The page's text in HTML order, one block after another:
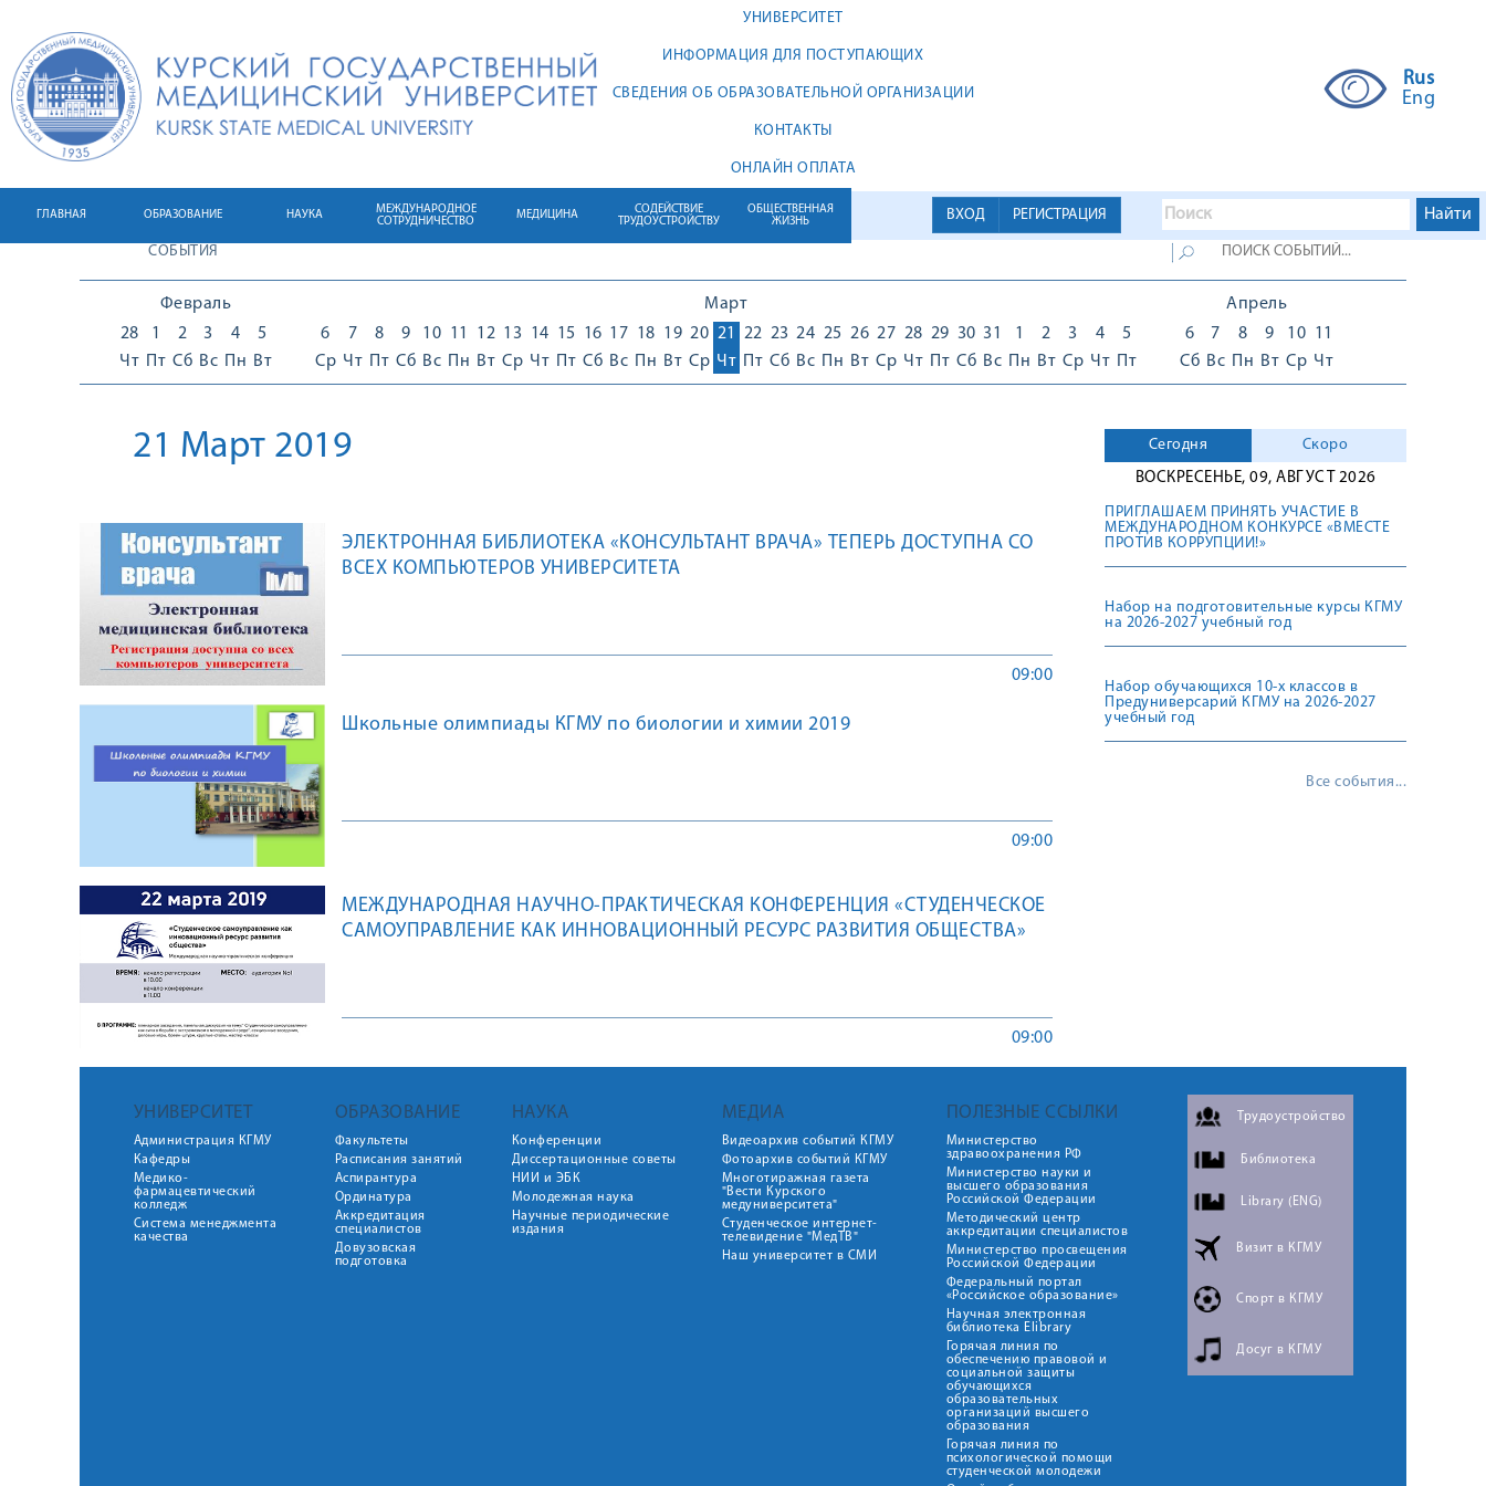
УНИВЕРСИТЕТ
ИНФОРМАЦИЯ ДЛЯ ПОСТУПАЮЩИХ
СВЕДЕНИЯ ОБ ОБРАЗОВАТЕЛЬНОЙ ОРГАНИЗАЦИИ
КОНТАКТЫ
ОНЛАЙН ОПЛАТА
Rus
Eng
ВХОД РЕГИСТРАЦИЯ
ГЛАВНАЯ ОБРАЗОВАНИЕ НАУКА
МЕЖДУНАРОДНОЕ
СОТРУДНИЧЕСТВО
МЕДИЦИНА
СОДЕЙСТВИЕ
ТРУДОУСТРОЙСТВУ
ОБЩЕСТВЕННАЯ
ЖИЗНЬ
СОБЫТИЯ
Февраль
28
Чт
1
Пт
2
Сб
3
Вс
4
Пн
5
Вт
Март
6
Ср
7
Чт
8
Пт
9
Сб
10
Вс
11
Пн
12
Вт
13
Ср
14
Чт
15
Пт
16
Сб
17
Вс
18
Пн
19
Вт
20
Ср
21
Чт
22
Пт
23
Сб
24
Вс
25
Пн
26
Вт
27
Ср
28
Чт
29
Пт
30
Сб
31
Вс
1
Пн
2
Вт
3
Ср
4
Чт
5
Пт
Апрель
6
Сб
7
Вс
8
Пн
9
Вт
10
Ср
11
Чт
21 Март 2019
ЭЛЕКТРОННАЯ БИБЛИОТЕКА «КОНСУЛЬТАНТ ВРАЧА» ТЕПЕРЬ ДОСТУПНА СО
ВСЕХ КОМПЬЮТЕРОВ УНИВЕРСИТЕТА
09:00
Школьные олимпиады КГМУ по биологии и химии 2019
09:00
МЕЖДУНАРОДНАЯ НАУЧНО-ПРАКТИЧЕСКАЯ КОНФЕРЕНЦИЯ «СТУДЕНЧЕСКОЕ
САМОУПРАВЛЕНИЕ КАК ИННОВАЦИОННЫЙ РЕСУРС РАЗВИТИЯ ОБЩЕСТВА»
09:00
Сегодня
Скоро
ВОСКРЕСЕНЬЕ, 09, АВГУСТ 2026
ПРИГЛАШАЕМ ПРИНЯТЬ УЧАСТИЕ В
МЕЖДУНАРОДНОМ КОНКУРСЕ «ВМЕСТЕ
ПРОТИВ КОРРУПЦИИ!»
Набор на подготовительные курсы КГМУ
на 2026-2027 учебный год
Набор обучающихся 10-х классов в
Предуниверсарий КГМУ на 2026-2027
учебный год
Все события...
УНИВЕРСИТЕТ
Администрация КГМУ
Кафедры
Медико-
фармацевтический
колледж
Система менеджмента
качества
ОБРАЗОВАНИЕ
Факультеты
Расписания занятий
Аспирантура
Ординатура
Аккредитация
специалистов
Довузовская
подготовка
НАУКА
Конференции
Диссертационные советы
НИИ и ЭБК
Молодежная наука
Научные периодические
издания
МЕДИА
Видеоархив событий КГМУ
Фотоархив событий КГМУ
Многотиражная газета
"Вести Курского
медуниверситета"
Студенческое интернет-
телевидение "МедТВ"
Наш университет в СМИ
ПОЛЕЗНЫЕ ССЫЛКИ
Министерство
здравоохранения РФ
Министерство науки и
высшего образования
Российской Федерации
Методический центр
аккредитации специалистов
Министерство просвещения
Российской Федерации
Федеральный портал
«Российское образование»
Научная электронная
библиотека Elibrary
Горячая линия по
обеспечению правовой и
социальной защиты
обучающихся
образовательных
организаций высшего
образования
Горячая линия по
психологической помощи
студенческой молодежи
Трудоустройство
Библиотека
Library (ENG)
Визит в КГМУ
Спорт в КГМУ
Досуг в КГМУ